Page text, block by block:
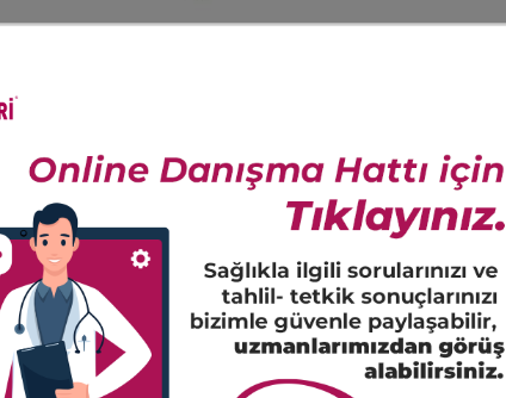
köken alan bir kanser türü olup halk arasında “kemik iliği
ve yumuşak dokularda da plazma hücrelerinden kaynaklanan ve
karşı vücudun savunmasında çok önemli bir yere sahip
bu hücreler kontrolsüz olarak çoğalırlar ve infeksiyonla